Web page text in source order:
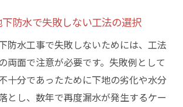
防水で失敗しない工法の選択
防水工事で失敗しないためには、工法
両面で注意が必要です。失敗例として
十分であったために下地の劣化や水分
とし、数年で再度漏水が発生するケー